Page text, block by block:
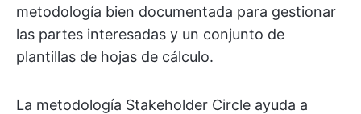
metodología bien documentada para gestionar
las partes interesadas y un conjunto de
plantillas de hojas de cálculo.
La metodología Stakeholder Circle ayuda a